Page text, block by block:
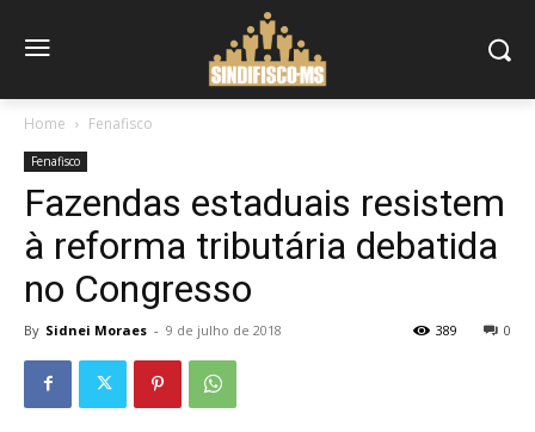
Home Fenafisco
Fenafisco
Fazendas estaduais resistem
à reforma tributária debatida
no Congresso
By Sidnei Moraes - 9 de julho de 2018 0
389